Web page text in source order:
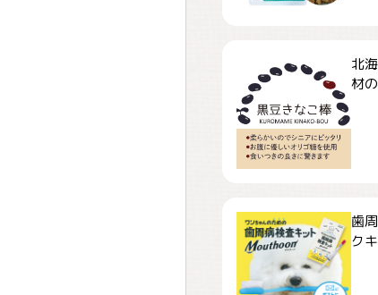
北
材
歯
ク